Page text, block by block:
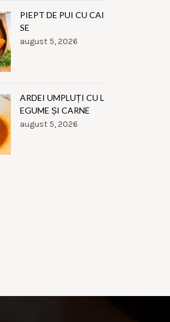
PIEPT DE PUI CU CAI
SE
august 5, 2026
ARDEI UMPLUȚI CU L
EGUME ȘI CARNE
august 5, 2026